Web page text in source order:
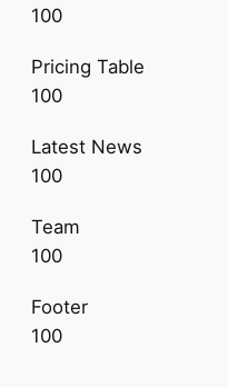
100
Pricing Table
100
Latest News
100
Team
100
Footer
100